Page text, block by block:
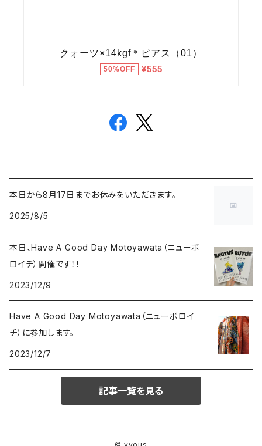
本日から8月17日までお休みをいただきます。
2025/8/5
本日、Have A Good Day Motoyawata（ニューボ
ロイチ）開催です！！
2023/12/9
Have A Good Day Motoyawata（ニューボロイ
チ）に参加します。
2023/12/7
記事一覧を見る